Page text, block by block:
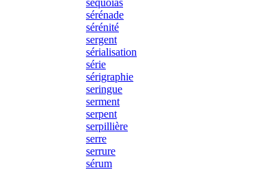
séquoias
sérénade
sérénité
sergent
sérialisation
série
sérigraphie
seringue
serment
serpent
serpillière
serre
serrure
sérum